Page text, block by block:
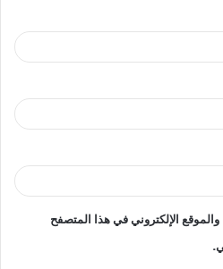
الإلكتروني في هذا المتصفح